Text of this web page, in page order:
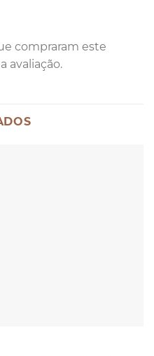
compraram este
avaliação.